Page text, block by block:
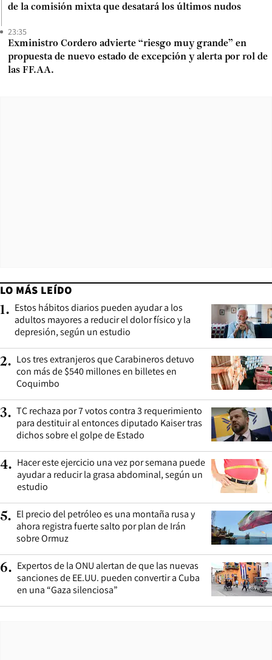
de la comisión mixta que desatará los últimos nudos
23:35
Exministro Cordero advierte “riesgo muy grande” en
propuesta de nuevo estado de excepción y alerta por rol de
las FF.AA.
LO MÁS LEÍDO
1. Estos hábitos diarios pueden ayudar a los
adultos mayores a reducir el dolor físico y la
depresión, según un estudio
2. Los tres extranjeros que Carabineros detuvo
con más de $540 millones en billetes en
Coquimbo
3. TC rechaza por 7 votos contra 3 requerimiento
para destituir al entonces diputado Kaiser tras
dichos sobre el golpe de Estado
4. Hacer este ejercicio una vez por semana puede
ayudar a reducir la grasa abdominal, según un
estudio
5. El precio del petróleo es una montaña rusa y
ahora registra fuerte salto por plan de Irán
sobre Ormuz
6. Expertos de la ONU alertan de que las nuevas
sanciones de EE.UU. pueden convertir a Cuba
en una “Gaza silenciosa”